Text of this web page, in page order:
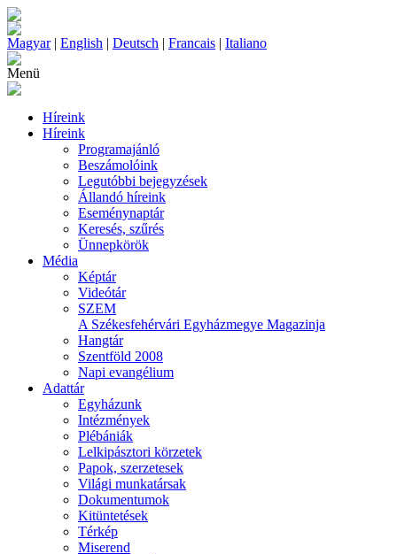
Magyar| English | Deutsch | Francais | Italiano
Menü
Híreink
Híreink
Programajánló
Beszámolóink
Legutóbbi bejegyzések
Állandó híreink
Eseménynaptár
Keresés, szűrés
Ünnepkörök
Média
Képtár
Videótár
SZEM
A Székesfehérvári Egyházmegye Magazinja
Hangtár
Szentföld 2008
Napi evangélium
Adattár
Egyházunk
Intézmények
Plébániák
Lelkipásztori körzetek
Papok, szerzetesek
Világi munkatársak
Dokumentumok
Kitüntetések
Térkép
Miserend